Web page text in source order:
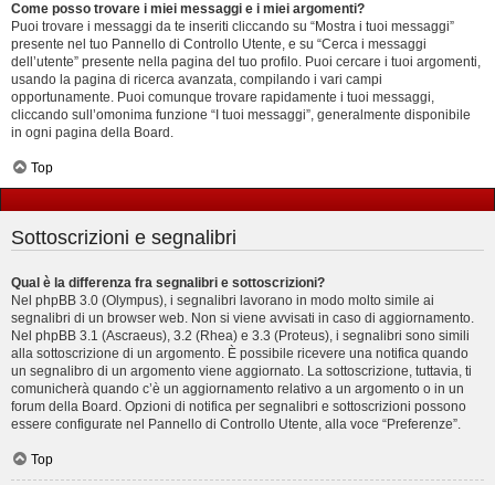
Come posso trovare i miei messaggi e i miei argomenti?
Puoi trovare i messaggi da te inseriti cliccando su “Mostra i tuoi messaggi”
presente nel tuo Pannello di Controllo Utente, e su “Cerca i messaggi
dell’utente” presente nella pagina del tuo profilo. Puoi cercare i tuoi argomenti,
usando la pagina di ricerca avanzata, compilando i vari campi
opportunamente. Puoi comunque trovare rapidamente i tuoi messaggi,
cliccando sull’omonima funzione “I tuoi messaggi”, generalmente disponibile
in ogni pagina della Board.
Top
Sottoscrizioni e segnalibri
Qual è la differenza fra segnalibri e sottoscrizioni?
Nel phpBB 3.0 (Olympus), i segnalibri lavorano in modo molto simile ai
segnalibri di un browser web. Non si viene avvisati in caso di aggiornamento.
Nel phpBB 3.1 (Ascraeus), 3.2 (Rhea) e 3.3 (Proteus), i segnalibri sono simili
alla sottoscrizione di un argomento. È possibile ricevere una notifica quando
un segnalibro di un argomento viene aggiornato. La sottoscrizione, tuttavia, ti
comunicherà quando c’è un aggiornamento relativo a un argomento o in un
forum della Board. Opzioni di notifica per segnalibri e sottoscrizioni possono
essere configurate nel Pannello di Controllo Utente, alla voce “Preferenze”.
Top